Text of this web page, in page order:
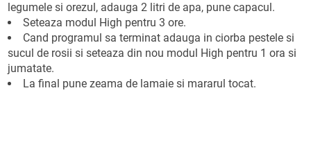
legumele si orezul, adauga 2 litri de apa, pune capacul.
Seteaza modul High pentru 3 ore.
Cand programul sa terminat adauga in ciorba pestele si
sucul de rosii si seteaza din nou modul High pentru 1 ora si
jumatate.
La final pune zeama de lamaie si mararul tocat.